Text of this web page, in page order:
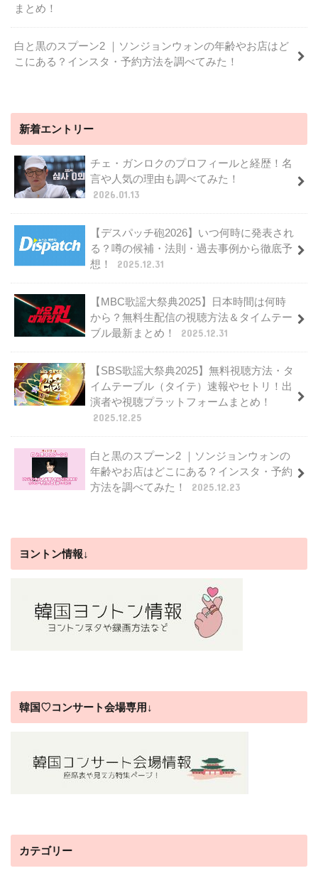
まとめ！
白と黒のスプーン2 ｜ソンジョンウォンの年齢やお店はど
こにある？インスタ・予約方法を調べてみた！
新着エントリー
チェ・ガンロクのプロフィールと経歴！名
言や人気の理由も調べてみた！
2026.01.13
【デスパッチ砲2026】いつ何時に発表され
る？噂の候補・法則・過去事例から徹底予
想！
2025.12.31
【MBC歌謡大祭典2025】日本時間は何時
から？無料生配信の視聴方法＆タイムテー
ブル最新まとめ！
2025.12.31
【SBS歌謡大祭典2025】無料視聴方法・タ
イムテーブル（タイテ）速報やセトリ！出
演者や視聴プラットフォームまとめ！
2025.12.25
白と黒のスプーン2 ｜ソンジョンウォンの
年齢やお店はどこにある？インスタ・予約
方法を調べてみた！
2025.12.23
ヨントン情報↓
韓国♡コンサート会場専用↓
カテゴリー